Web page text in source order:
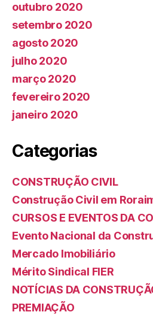
outubro 2020
setembro 2020
agosto 2020
julho 2020
março 2020
fevereiro 2020
janeiro 2020
Categorias
CONSTRUÇÃO CIVIL
Construção Civil em
CURSOS E EVENTOS DA
Evento Nacional da
Mercado Imobiliário
Mérito Sindical FIER
NOTÍCIAS DA
PREMIAÇÃO